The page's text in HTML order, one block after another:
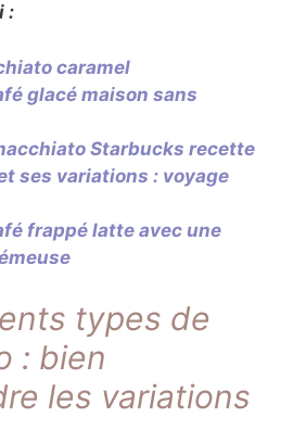
:
caramel
glacé maison sans
Starbucks recette
ses variations : voyage
frappé latte avec une
types de
: bien
les variations